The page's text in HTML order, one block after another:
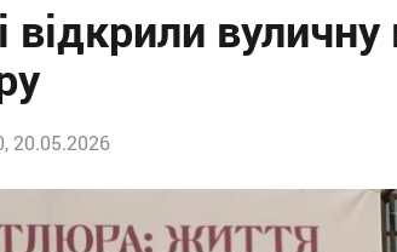
відкрили
20.05.2026